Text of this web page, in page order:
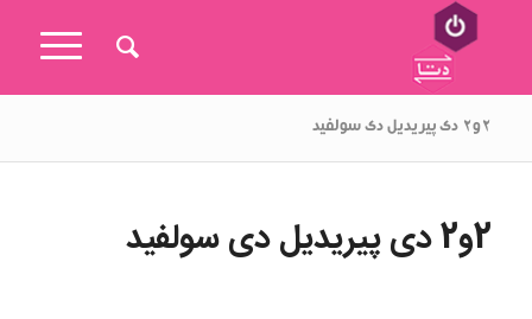
۲و۲ دی پیریدیل دی سولفید
2و2 دی پیریدیل دی سولفید